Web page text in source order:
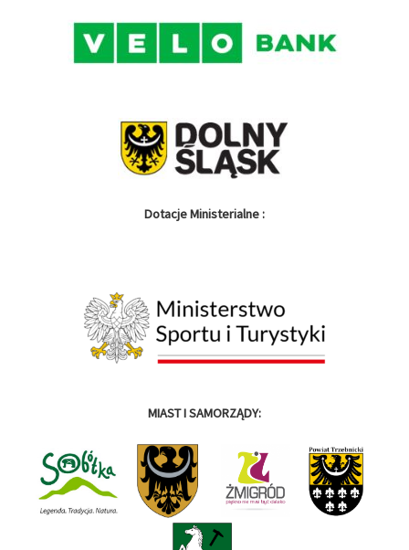
Dotacje Ministerialne :
MIAST I SAMORZĄDY: